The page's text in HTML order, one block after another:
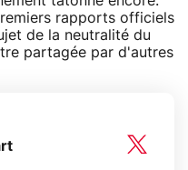
rapports officiels
de la neutralité du
partagée par d'autres